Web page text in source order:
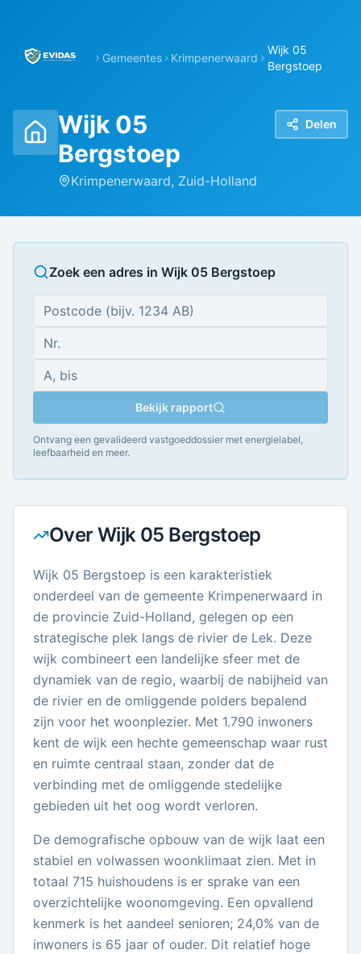
Gemeentes Krimpenerwaard
Wijk 05
Bergstoep
Wijk 05
Bergstoep
Krimpenerwaard, Zuid-Holland
Delen
Zoek een adres in Wijk 05 Bergstoep
Bekijk rapport
Ontvang een gevalideerd vastgoeddossier met energielabel,
leefbaarheid en meer.
Over Wijk 05 Bergstoep
Wijk 05 Bergstoep is een karakteristiek
onderdeel van de gemeente Krimpenerwaard in
de provincie Zuid-Holland, gelegen op een
strategische plek langs de rivier de Lek. Deze
wijk combineert een landelijke sfeer met de
dynamiek van de regio, waarbij de nabijheid van
de rivier en de omliggende polders bepalend
zijn voor het woonplezier. Met 1.790 inwoners
kent de wijk een hechte gemeenschap waar rust
en ruimte centraal staan, zonder dat de
verbinding met de omliggende stedelijke
gebieden uit het oog wordt verloren.
De demografische opbouw van de wijk laat een
stabiel en volwassen woonklimaat zien. Met in
totaal 715 huishoudens is er sprake van een
overzichtelijke woonomgeving. Een opvallend
kenmerk is het aandeel senioren; 24,0% van de
inwoners is 65 jaar of ouder. Dit relatief hoge